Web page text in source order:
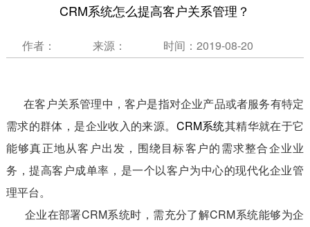
CRM系统怎么提高客户关系管理？
作者： 来源： 时间：2019-08-20
在客户关系管理中，客户是指对企业产品或者服务有特定
需求的群体，是企业收入的来源。 CRM系统其精华就在于它
能够真正地从客户出发，围绕目标客户的需求整合企业业
务，提高客户成单率，是一个以客户为中心的现代化企业管
理平台。
企业在部署CRM系统时，需充分了解CRM系统能够为企